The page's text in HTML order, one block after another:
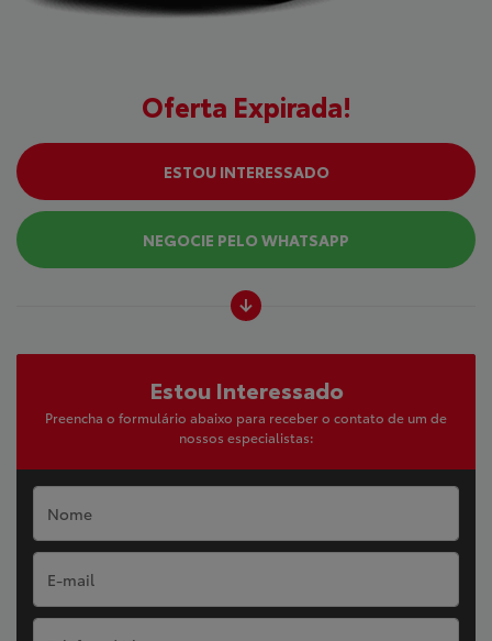
Oferta Expirada!
ESTOU INTERESSADO
NEGOCIE PELO WHATSAPP
Estou Interessado
Preencha o formulário abaixo para receber o contato de um de
nossos especialistas: